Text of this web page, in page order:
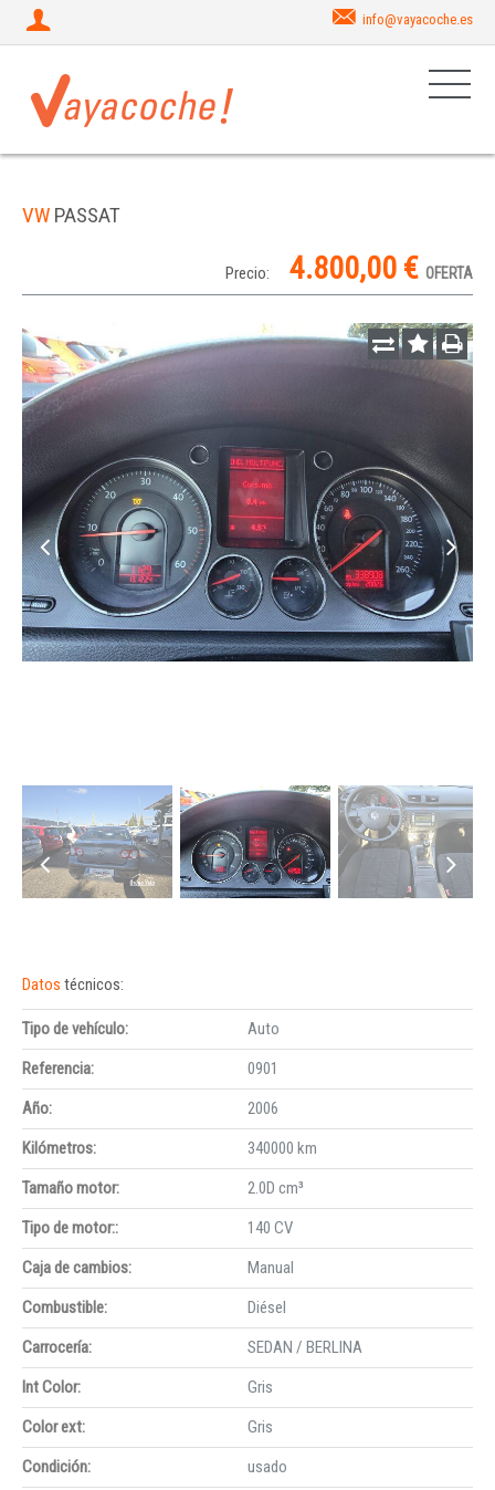
info@vayacoche.es
VW PASSAT
Precio: 4.800,00 € OFERTA
Datos técnicos:
Tipo de vehículo:
Auto
Referencia:
0901
Año:
2006
Kilómetros:
340000 km
Tamaño motor:
2.0D cm³
Tipo de motor::
140 CV
Caja de cambios:
Manual
Combustible:
Diésel
Carrocería:
SEDAN / BERLINA
Int Color:
Gris
Color ext:
Gris
Condición:
usado